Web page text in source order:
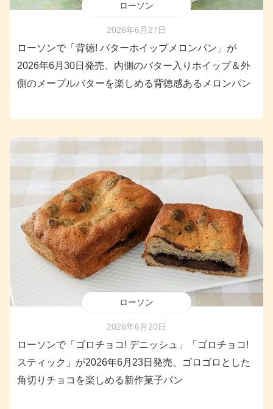
ローソン
2026年6月27日
ローソンで「背徳! バターホイップメロンパン」が
2026年6月30日発売、内側のバター入りホイップ＆外
側のメープルバターを楽しめる背徳感あるメロンパン
ローソン
2026年6月20日
ローソンで「ゴロチョコ! デニッシュ」「ゴロチョコ!
スティック」が2026年6月23日発売、ゴロゴロとした
角切りチョコを楽しめる新作菓子パン